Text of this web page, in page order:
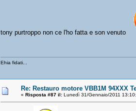
tony purtroppo non ce l'ho fatta e son venuto
Ehia fidati...
Re: Restauro motore VBB1M 94XXX
« Risposta #87 il: Lunedì 31/Gennaio/2011